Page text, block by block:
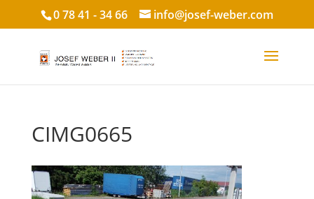
0 78 41 - 34 66 info@josef-weber.com
CIMG0665